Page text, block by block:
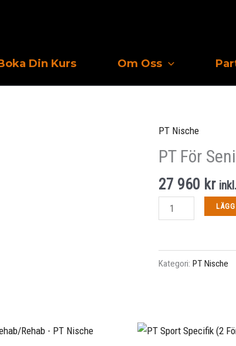
Din Kurs Om Oss
PT Nische
PT För
27 960 kr
Senior
PT
Nische
mängd
Kategori: PT Nische